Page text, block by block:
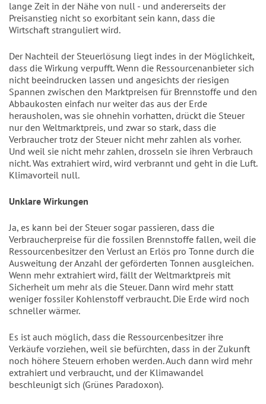
lange Zeit in der Nähe von null - und andererseits der
Preisan­stieg nicht so exorbitant sein kann, dass die
Wirtschaft stranguliert wird.
Der Nachteil der Steuerlösung liegt indes in der Möglichkeit,
dass die Wirkung verpufft. Wenn die Ressourcenanbieter sich
nicht beeindrucken lassen und ange­sichts der riesigen
Spannen zwischen den Marktpreisen für Brennstoffe und den
Abbaukosten einfach nur weiter das aus der Erde
herausholen, was sie ohnehin vor­hatten, drückt die Steuer
nur den Welt­marktpreis, und zwar so stark, dass die
Verbraucher trotz der Steuer nicht mehr zahlen als vorher.
Und weil sie nicht mehr zahlen, drosseln sie ihren Verbrauch
nicht. Was extrahiert wird, wird verbrannt und geht in die Luft.
Klimavorteil null.
Unklare Wirkungen
Ja, es kann bei der Steuer sogar passie­ren, dass die
Verbraucherpreise für die fossilen Brennstoffe fallen, weil die
Res­sourcenbesitzer den Verlust an Erlös pro Tonne durch die
Ausweitung der Anzahl der geförderten Tonnen ausgleichen.
Wenn mehr extrahiert wird, fällt der Welt­marktpreis mit
Sicherheit um mehr als die Steuer. Dann wird mehr statt
weniger fos­siler Kohlenstoff verbraucht. Die Erde wird noch
schneller wärmer.
Es ist auch möglich, dass die Ressour­cenbesitzer ihre
Verkäufe vorziehen, weil sie befürchten, dass in der Zukunft
noch höhere Steuern erhoben werden. Auch dann wird mehr
extrahiert und verbraucht, und der Klimawandel
beschleunigt sich (Grünes Paradoxon).